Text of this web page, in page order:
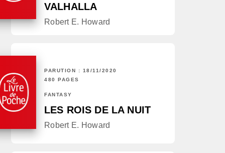
VALHALLA
Robert E. Howard
PARUTION : 18/11/2020
480 PAGES
FANTASY
LES ROIS DE LA NUIT
Robert E. Howard